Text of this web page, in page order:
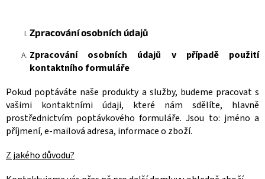
Zpracování osobních údajů
Zpracování osobních údajů v případě použití
kontaktního formuláře
Pokud poptáváte naše produkty a služby, budeme pracovat s
vašimi kontaktními údaji, které nám sdělíte, hlavně
prostřednictvím poptávkového formuláře. Jsou to: jméno a
příjmení, e-mailová adresa, informace o zboží.
Z jakého důvodu?